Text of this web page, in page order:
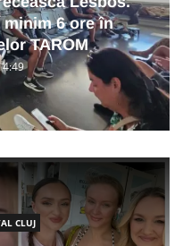
6 ore în
TAROM
CLUJ